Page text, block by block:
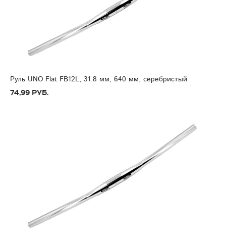
Руль UNO Flat FB12L, 31.8 мм, 640 мм, серебристый
74,99 руб.